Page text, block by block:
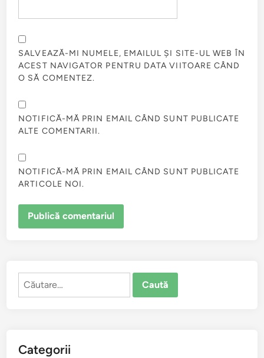
SALVEAZĂ-MI NUMELE, EMAILUL ȘI SITE-UL WEB ÎN
ACEST NAVIGATOR PENTRU DATA VIITOARE CÂND
O SĂ COMENTEZ.
NOTIFICĂ-MĂ PRIN EMAIL CÂND SUNT PUBLICATE
ALTE COMENTARII.
NOTIFICĂ-MĂ PRIN EMAIL CÂND SUNT PUBLICATE
ARTICOLE NOI.
Caută
Categorii